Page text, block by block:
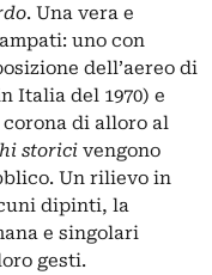
. Una vera e
uno con
dell’aereo di
Italia del 1970) e
di alloro al
storici vengono
Un rilievo in
dipinti, la
e singolari
gesti.